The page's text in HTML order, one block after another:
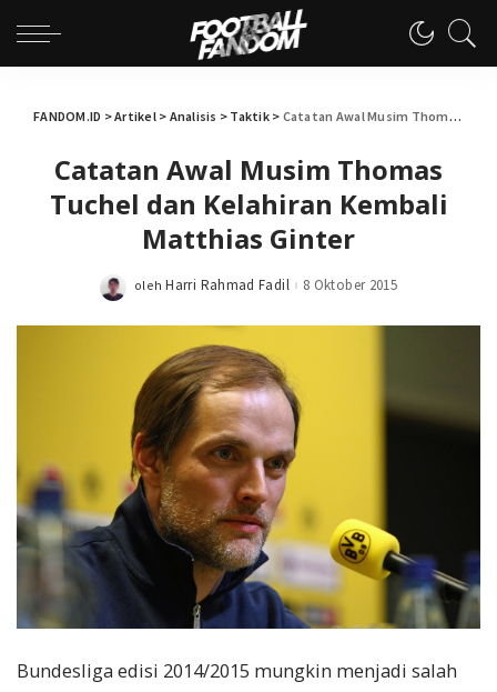
FANDOM.ID >Artikel> Analisis > Taktik> Catatan Awal Musim Thomas Tuchel dan Kelahiran Kembali Matthias Ginter
Catatan Awal Musim Thomas
Tuchel dan Kelahiran Kembali
Matthias Ginter
Posted
oleh Harri Rahmad Fadil 8 Oktober 2015
Bundesliga edisi 2014/2015 mungkin menjadi salah